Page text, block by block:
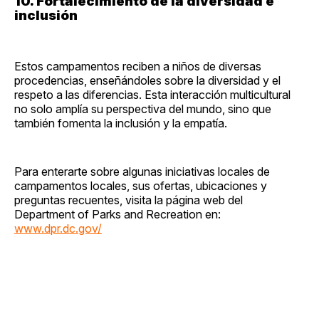
inclusión
Estos campamentos reciben a niños de diversas
procedencias, enseñándoles sobre la diversidad y el
respeto a las diferencias. Esta interacción multicultural
no solo amplía su perspectiva del mundo, sino que
también fomenta la inclusión y la empatía.
Para enterarte sobre algunas iniciativas locales de
campamentos locales, sus ofertas, ubicaciones y
preguntas recuentes, visita la página web del
Department of Parks and Recreation en:
www.dpr.dc.gov/